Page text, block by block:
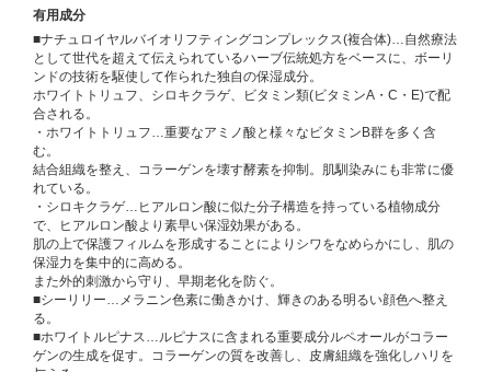
有用成分
■ナチュロイヤルバイオリフティングコンプレックス(複合体)…自然療法
として世代を超えて伝えられているハーブ伝統処方をベースに、ボーリ
ンドの技術を駆使して作られた独自の保湿成分。
ホワイトトリュフ、シロキクラゲ、ビタミン類(ビタミンA・C・E)で配
合される。
・ホワイトトリュフ…重要なアミノ酸と様々なビタミンB群を多く含
む。
結合組織を整え、コラーゲンを壊す酵素を抑制。肌馴染みにも非常に優
れている。
・シロキクラゲ…ヒアルロン酸に似た分子構造を持っている植物成分
で、ヒアルロン酸より素早い保湿効果がある。
肌の上で保護フィルムを形成することによりシワをなめらかにし、肌の
保湿力を集中的に高める。
また外的刺激から守り、早期老化を防ぐ。
■シーリリー…メラニン色素に働きかけ、輝きのある明るい顔色へ整え
る。
■ホワイトルピナス…ルピナスに含まれる重要成分ルペオールがコラー
ゲンの生成を促す。コラーゲンの質を改善し、皮膚組織を強化しハリを